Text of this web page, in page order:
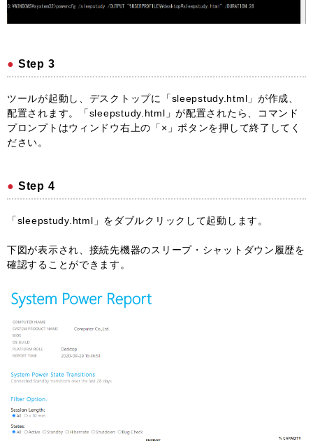
Step 3
ツールが起動し、デスクトップに「sleepstudy.html」が作成、
配置されます。「sleepstudy.html」が配置されたら、コマンド
プロンプトはウィンドウ右上の「×」ボタンを押して終了してく
ださい。
Step 4
「sleepstudy.html」をダブルクリックして起動します。
下図が表示され、接続先機器のスリープ・シャットダウン履歴を
確認することができます。